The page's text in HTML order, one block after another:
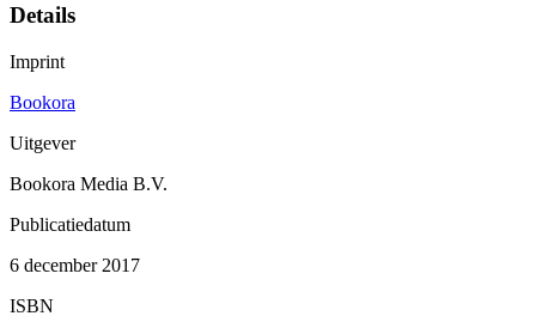
Details
Imprint
Bookora
Uitgever
Bookora Media B.V.
Publicatiedatum
6 december 2017
ISBN